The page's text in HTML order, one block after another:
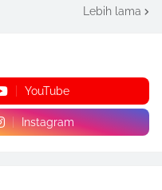
Lebih lama
YouTube
Instagram